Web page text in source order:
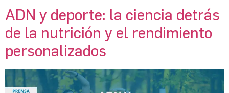
ADN y deporte: la ciencia detrás
de la nutrición y el rendimiento
personalizados